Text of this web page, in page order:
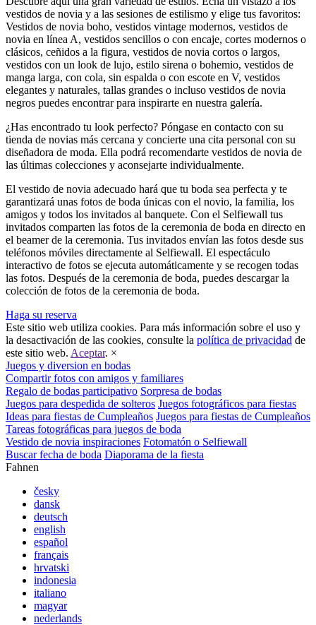
vestidos de novia y a las sesiones de estilismo y elige tus favoritos:
Vestidos de novia boho, vestidos vintage modernos, vestidos de
novia en línea A, vestidos sencillos o con encaje, cortes modernos o
clásicos, ceñidos a la figura, vestidos de novia cortos o largos,
vestidos con un look de lujo, estilo sirena o bohemio, vestidos de
manga larga, con cola, sin espalda o con escote en V, vestidos
elegantes y naturales, tallas grandes o incluso vestidos de novia
negros puedes encontrar para inspirarte en nuestra galería.
¿Has encontrado tu look perfecto? Póngase en contacto con su
tienda de novias más cercana y concierte una cita personal con su
diseñadora de moda. Ella podrá recomendarte vestidos de novia de
las últimas colecciones y aconsejarte individualmente.
El vestido de novia adecuado hará que tu boda sea perfecta y te
garantizará unas fotos de boda únicas con el novio, la familia, los
amigos y todos los invitados al banquete. Con el Selfiewall tus
invitados comparten las fotos de la ceremonia de boda en directo en
el beamer de la ceremonia. Tus invitados envían las fotos desde sus
teléfonos móviles directamente al Selfiewall. El espectáculo
interactivo de fotos se ejecuta automáticamente y se recogen todas
las fotos. Después de la ceremonia de boda, puedes descargar la
colección de fotos de la ceremonia de boda.
Haga su reserva
Este sitio web utiliza cookies. Para más información sobre el uso y
la desactivación de las cookies, consulte la política de privacidad de
este sitio web. Aceptar. ×
Juegos y diversion en bodas
Compartir fotos con amigos y familiares
Regalo de bodas participativo Sorpresa de bodas
Juegos para despedida de solteros Juegos fotográficos para fiestas
Ideas para fiestas de Cumpleaños Juegos para fiestas de Cumpleaños
Tareas fotográficas para juegos de boda
Vestido de novia inspiraciones Fotomatón o Selfiewall
Buscar fecha de boda Diaporama de la fiesta
Fahnen
česky
dansk
deutsch
english
español
français
hrvatski
indonesia
italiano
magyar
nederlands